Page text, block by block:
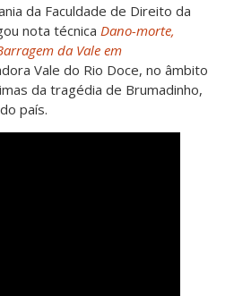
da Faculdade de Direito da
nota técnica Dano-morte,
da Vale em
Vale do Rio Doce, no âmbito
da tragédia de Brumadinho,
país.